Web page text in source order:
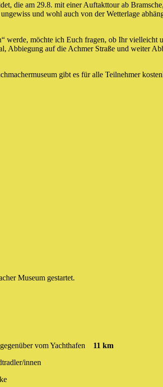
die am 29.8. mit einer Auftakttour ab
und wohl auch von der Wetterlage
werde, möchte ich Euch fragen, ob Ihr
Abbiegung auf die Achmer Straße und weiter
gibt es für alle Teilnehmer
Museum gestartet.
vom Yachthafen 11 km
innen